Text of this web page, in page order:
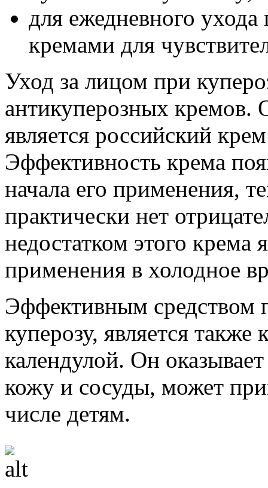
для ежедневного
кремами для
Уход за лицом при
антикуперозных кремов.
является российский
Эффективность крема
начала его применения,
практически нет
недостатком этого крема
применения в холодное
Эффективным средством
куперозу, является
календулой. Он
кожу и сосуды, может
числе детям.